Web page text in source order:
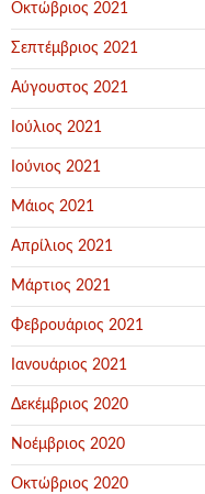
Οκτώβριος 2021
Σεπτέμβριος 2021
Αύγουστος 2021
Ιούλιος 2021
Ιούνιος 2021
Μάιος 2021
Απρίλιος 2021
Μάρτιος 2021
Φεβρουάριος 2021
Ιανουάριος 2021
Δεκέμβριος 2020
Νοέμβριος 2020
Οκτώβριος 2020